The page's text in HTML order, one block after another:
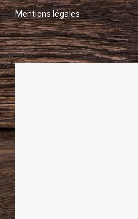
Mentions légales